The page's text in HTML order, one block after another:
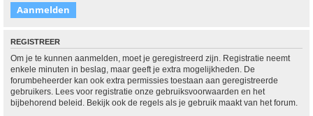
REGISTREER
Om je te kunnen aanmelden, moet je geregistreerd zijn. Registratie neemt
enkele minuten in beslag, maar geeft je extra mogelijkheden. De
forumbeheerder kan ook extra permissies toestaan aan geregistreerde
gebruikers. Lees voor registratie onze gebruiksvoorwaarden en het
bijbehorend beleid. Bekijk ook de regels als je gebruik maakt van het forum.